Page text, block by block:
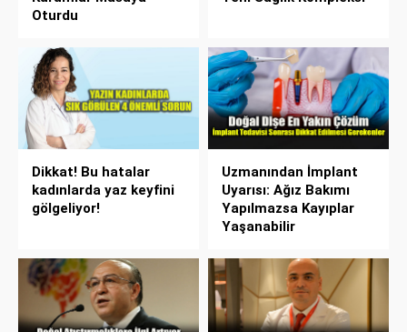
Oturdu
Dikkat! Bu hatalar
kadınlarda yaz keyfini
gölgeliyor!
Uzmanından İmplant
Uyarısı: Ağız Bakımı
Yapılmazsa Kayıplar
Yaşanabilir